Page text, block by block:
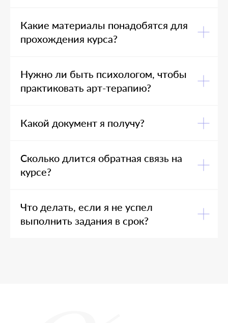
Какие материалы понадобятся для
прохождения курса?
Нужно ли быть психологом, чтобы
практиковать арт-терапию?
Какой документ я получу?
Сколько длится обратная связь на
курсе?
Что делать, если я не успел
выполнить задания в срок?